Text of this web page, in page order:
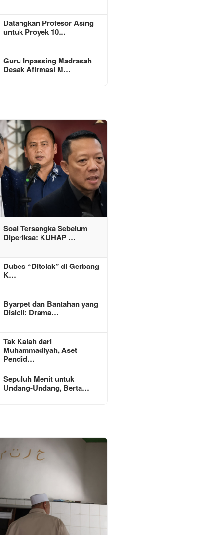
Datangkan Profesor Asing
untuk Proyek 10…
Guru Inpassing Madrasah
Desak Afirmasi M…
Soal Tersangka Sebelum
Diperiksa: KUHAP …
Dubes “Ditolak” di Gerbang
K…
Byarpet dan Bantahan yang
Disicil: Drama…
Tak Kalah dari
Muhammadiyah, Aset
Pendid…
Sepuluh Menit untuk
Undang-Undang, Berta…